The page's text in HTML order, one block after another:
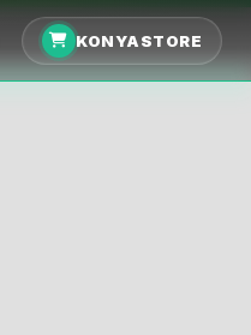
KONYASTORE